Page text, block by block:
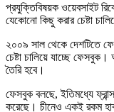
প্রযুক্তিবিষয়ক ওয়েবসাইট
যেকোনো কিছু করার চেষ্টা
২০০৯ সাল থেকে দেশটিতে
চেষ্টা চালিয়ে যাচ্ছে
তৈরি হবে।
ফেসবুক বলছে, ইতিমধ্যে
করেছে। চীনেও একই রকম